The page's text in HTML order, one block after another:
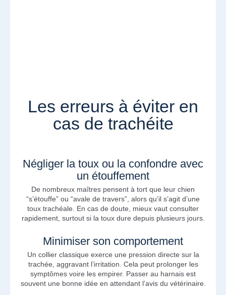
Les erreurs à éviter en
cas de trachéite
Négliger la toux ou la confondre avec
un étouffement
De nombreux maîtres pensent à tort que leur chien
“s’étouffe” ou “avale de travers”, alors qu’il s’agit d’une
toux trachéale. En cas de doute, mieux vaut consulter
rapidement, surtout si la toux dure depuis plusieurs jours.
Minimiser son comportement
Un collier classique exerce une pression directe sur la
trachée, aggravant l’irritation. Cela peut prolonger les
symptômes voire les empirer. Passer au harnais est
souvent une bonne idée en attendant l’avis du vétérinaire.